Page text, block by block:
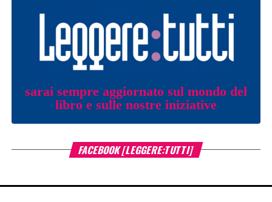
sarai sempre aggiornato sul mondo del
libro e sulle nostre iniziative
FACEBOOK [LEGGERE:TUTTI]